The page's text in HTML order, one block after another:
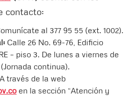
contacto:
al 377 95 55 (ext. 1002).
Calle 26 No. 69-76, Edificio
– piso 3. De lunes a viernes de
continua).
A través de la web
en la sección “Atención y